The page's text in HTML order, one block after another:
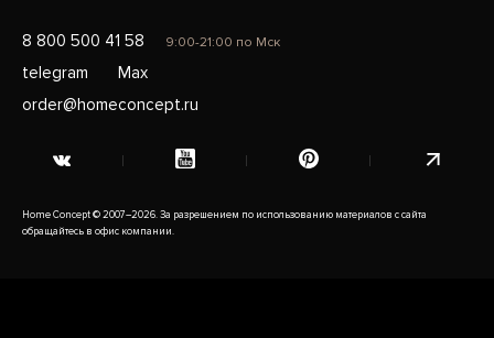
8 800 500 41 58 9:00-21:00 по Мск
telegram
Max
order@homeconcept.ru
Home Concept © 2007–2026. За разрешением по использованию материалов с сайта
обращайтесь в офис компании.